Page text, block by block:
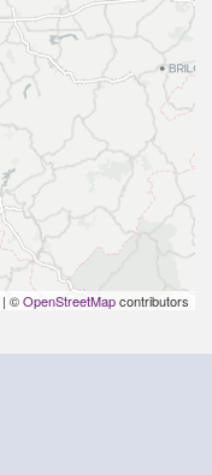
| ©OpenStreetMapcontributors